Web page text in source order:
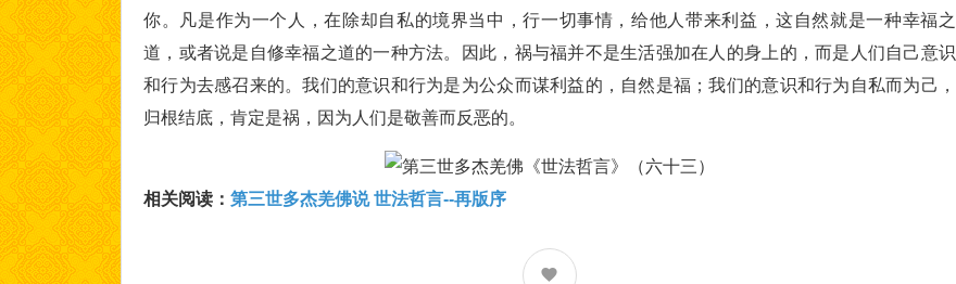
你。凡是作为一个人，在除却自私的境界当中，行一切事情，给他人带来利益，这自然就是一种幸福之
道，或者说是自修幸福之道的一种方法。因此，祸与福并不是生活强加在人的身上的，而是人们自己意识
和行为去感召来的。我们的意识和行为是为公众而谋利益的，自然是福；我们的意识和行为自私而为己，
归根结底，肯定是祸，因为人们是敬善而反恶的。
相关阅读： 第三世多杰羌佛说 世法哲言--再版序